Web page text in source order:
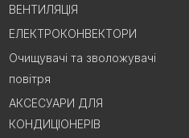
ВЕНТИЛЯЦІЯ
ЕЛЕКТРОКОНВЕКТОРИ
Очищувачі та зволожувачі
повітря
АКСЕСУАРИ ДЛЯ
КОНДИЦІОНЕРІВ